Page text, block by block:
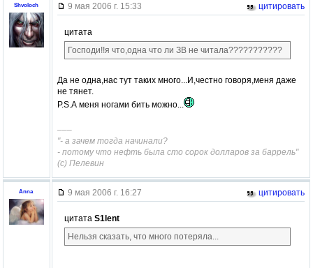
Shvoloch 9 мая 2006 г. 15:33 цитировать
цитата
Господи!!я что,одна что ли ЗВ не читала???????????
Да не одна,нас тут таких много...И,честно говоря,меня даже
не тянет.
P.S.А меня ногами бить можно...
–––
"- а зачем тогда начинали?
- потому что нефть была сто сорок долларов за баррель"
(с) Пелевин
Anna 9 мая 2006 г. 16:27 цитировать
цитата S1lent
Нельзя сказать, что много потеряла...